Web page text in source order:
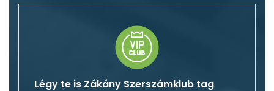
Légy te is Zákány Szerszámklub tag